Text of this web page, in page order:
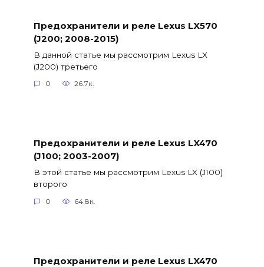
Предохранители и реле Lexus LX570
(J200; 2008-2015)
В данной статье мы рассмотрим Lexus LX
(J200) третьего
0 26.7к.
Предохранители и реле Lexus LX470
(J100; 2003-2007)
В этой статье мы рассмотрим Lexus LX (J100)
второго
0 64.8к.
Предохранители и реле Lexus LX470